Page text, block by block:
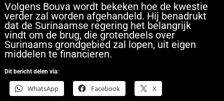
Volgens Bouva wordt bekeken hoe de kwestie
verder zal worden afgehandeld. Hij benadrukt
dat de Surinaamse regering het belangrijk
vindt om de brug, die grotendeels over
Surinaams grondgebied zal lopen, uit eigen
middelen te financieren.
Dit bericht delen via:
WhatsApp Facebook X